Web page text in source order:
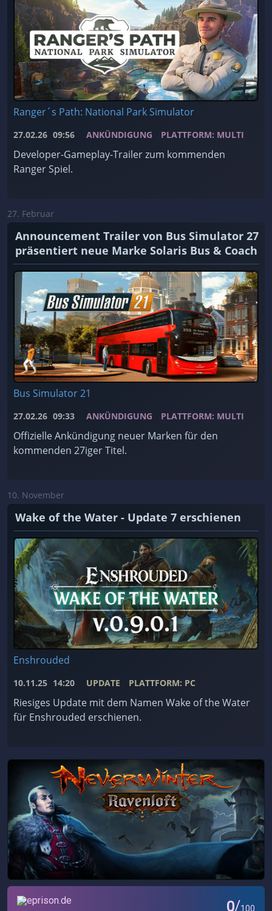
Ranger´s Path: National Park Simulator
27.02.26 09:56 ANKÜNDIGUNG PLATTFORM: MULTI
Developer-Gameplay-Trailer zum kommenden
Ranger Spiel.
27. Februar
Announcement Trailer von Bus Simulator 27
präsentiert neue Marke Solaris Bus & Coach
Bus Simulator 21
27.02.26 09:33 ANKÜNDIGUNG PLATTFORM: MULTI
Offizielle Ankündigung neuer Marken für den
kommenden 27iger Titel.
10. November
Wake of the Water - Update 7 erschienen
Enshrouded
10.11.25 14:20 UPDATE PLATTFORM: PC
Riesiges Update mit dem Namen Wake of the Water
für Enshrouded erschienen.